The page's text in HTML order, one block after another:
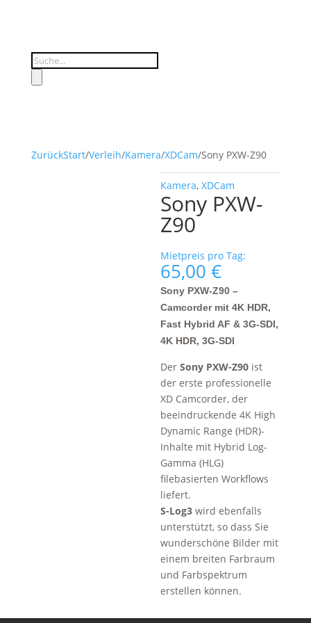
Products
search
ZurückStart/Verleih/Kamera/XDCam/Sony PXW-Z90
Kamera,XDCam
Sony PXW-
Z90
Mietpreis pro Tag:
65,00€
Sony PXW-Z90 –
Camcorder mit 4K HDR,
Fast Hybrid AF & 3G-SDI,
4K HDR, 3G-SDI
DerSony PXW-Z90 ist
der erste professionelle
XD Camcorder, der
beeindruckende 4K High
Dynamic Range (HDR)-
Inhalte mit Hybrid Log-
Gamma (HLG)
filebasierten Workflows
liefert.
S-Log3 wird ebenfalls
unterstützt, so dass Sie
wunderschöne Bilder mit
einem breiten Farbraum
und Farbspektrum
erstellen können.